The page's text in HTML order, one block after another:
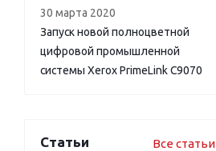
30 марта 2020
Запуск новой полноцветной
цифровой промышленной
системы Xerox PrimeLink C9070
Статьи Все статьи